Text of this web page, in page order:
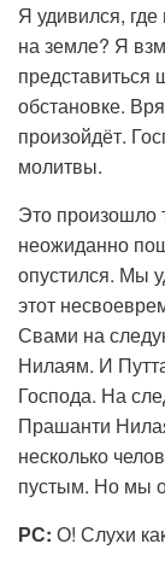
Я удивился,
на земле? Я
представиться
обстановке.
произойдёт.
молитвы.
Это произошло
неожиданно
опустился. Мы
этот
Свами на
Нилаям. И
Господа. На
Прашанти
несколько
пустым. Но мы
РС: О! Слухи